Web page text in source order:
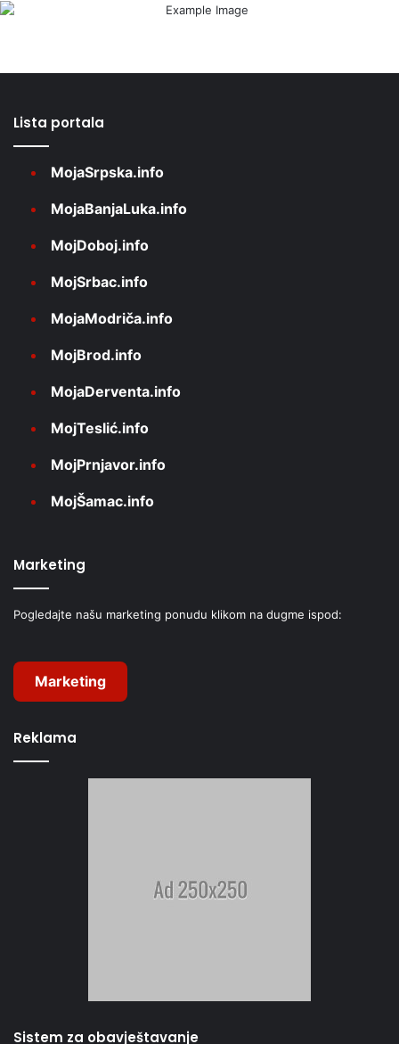
Lista portala
MojaSrpska.info
MojaBanjaLuka.info
MojDoboj.info
MojSrbac.info
MojaModriča.info
MojBrod.info
MojaDerventa.info
MojTeslić.info
MojPrnjavor.info
MojŠamac.info
Marketing
Pogledajte našu marketing ponudu klikom na dugme ispod:
Marketing
Reklama
Sistem za obavještavanje